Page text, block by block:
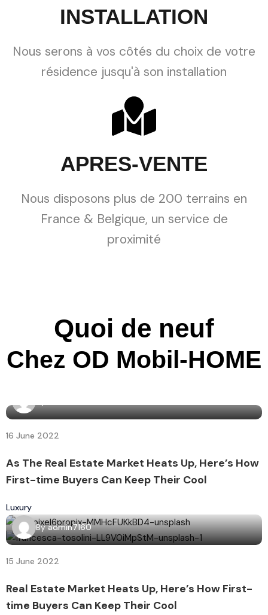
INSTALLATION
Nous serons à vos côtés du choix de votre
résidence jusqu'à son installation
APRES-VENTE
Nous disposons plus de 200 terrains en
France & Belgique, un service de
proximité
Quoi de neuf
Chez OD Mobil-HOME
16 June 2022
As The Real Estate Market Heats Up, Here’s How
First-time Buyers Can Keep Their Cool
Luxury
Byadmin7160
15 June 2022
Real Estate Market Heats Up, Here’s How First-
time Buyers Can Keep Their Cool